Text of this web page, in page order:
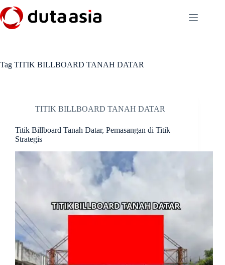
to
content
Tag TITIK BILLBOARD TANAH DATAR
TITIK BILLBOARD TANAH DATAR
Titik Billboard Tanah Datar, Pemasangan di Titik
Strategis